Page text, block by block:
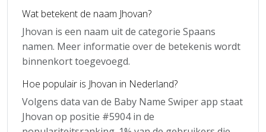
Wat betekent de naam Jhovan?
Jhovan is een naam uit de categorie Spaans
namen. Meer informatie over de betekenis wordt
binnenkort toegevoegd.
Hoe populair is Jhovan in Nederland?
Volgens data van de Baby Name Swiper app staat
Jhovan op positie #5904 in de